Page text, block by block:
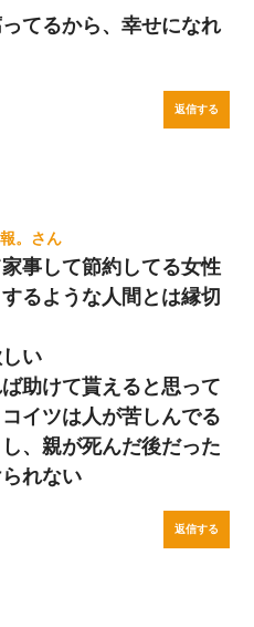
てるから、幸せになれ
返信する
。
事して節約してる女性
るような人間とは縁切
い
助けて貰えると思って
イツは人が苦しんでる
、親が死んだ後だった
れない
返信する